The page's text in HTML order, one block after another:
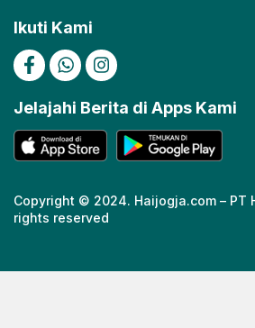
Ikuti Kami
Jelajahi Berita di Apps Kami
Copyright © 2024. Haijogja.com – PT
rights reserved